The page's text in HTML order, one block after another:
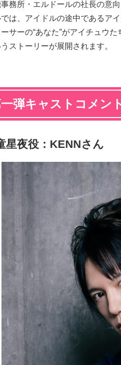
務所・エルドールの社長の意
では、アイドルの途中であるア
ーサーの“あなた”がアイチュウ
ストーリーが展開されます。
弾キャストコメン
星夜役：KENNさん